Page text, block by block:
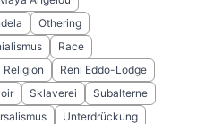
Othering
Race
Religion
Reni Eddo-Lodge
Sklaverei
Subalterne
Unterdrückung